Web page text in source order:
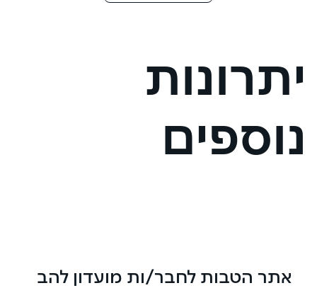
יתרונות
נוספים
אתר הטבות לחבר/ות מועדון להב